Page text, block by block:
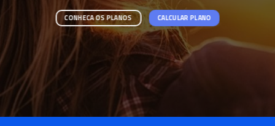
CONHECA OS PLANOS CALCULAR PLANO